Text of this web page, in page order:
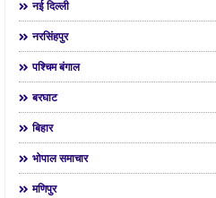
नई दिल्ली
नरसिंहपुर
पश्चिम बंगाल
बरघाट
बिहार
भोपाल समाचार
मणिपुर